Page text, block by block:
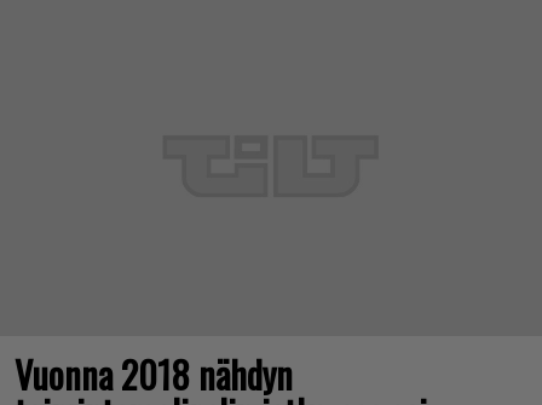
Vuonna 2018 nähdyn